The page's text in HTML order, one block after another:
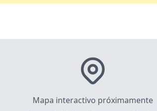
Mapa interactivo próximamente